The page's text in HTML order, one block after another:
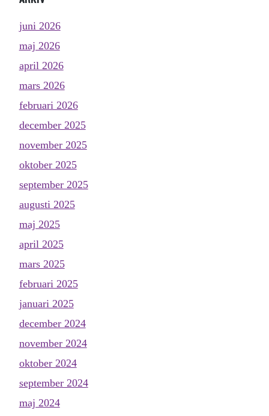
juni 2026
maj 2026
april 2026
mars 2026
februari 2026
december 2025
november 2025
oktober 2025
september 2025
augusti 2025
maj 2025
april 2025
mars 2025
februari 2025
januari 2025
december 2024
november 2024
oktober 2024
september 2024
maj 2024